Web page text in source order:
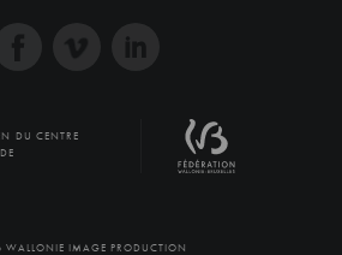
DU CENTRE
IMAGE PRODUCTION